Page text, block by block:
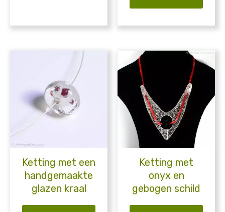
Ketting met een
handgemaakte
glazen kraal
Ketting met
onyx en
gebogen schild